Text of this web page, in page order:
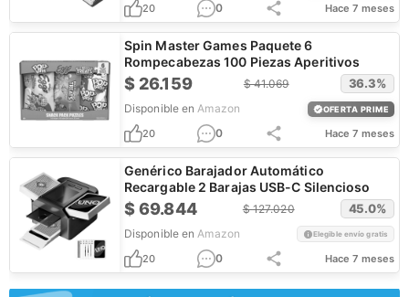
20 0 Hace 7 meses
Spin Master Games Paquete 6
Rompecabezas 100 Piezas Aperitivos
$ 26.159 $41.069 36.3%
Disponible en Amazon OFERTA PRIME
20 0 Hace 7 meses
Genérico Barajador Automático
Recargable 2 Barajas USB-C Silencioso
$69.844 $127.020 45.0%
Disponible en Amazon Elegible envío gratis
20 0 Hace 7 meses